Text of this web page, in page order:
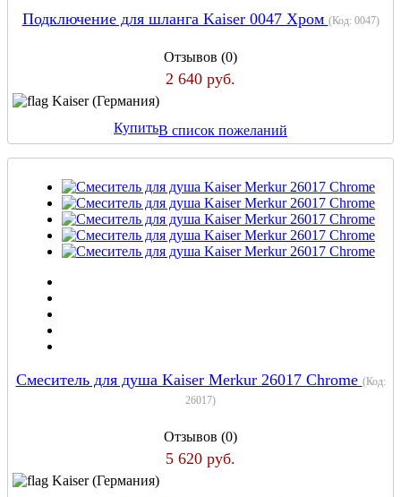
Подключение для шланга Kaiser 0047 Хром (Код: 0047)
Отзывов (0)
2 640 руб.
Kaiser (Германия)
КупитьВ список пожеланий
Смеситель для душа Kaiser Merkur 26017 Chrome (Код:
26017)
Отзывов (0)
5 620 руб.
Kaiser (Германия)